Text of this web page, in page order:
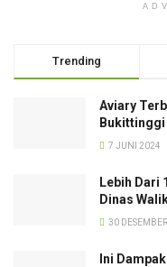
Trending
Aviary
Bukittinggi
7 JUNI 2024
Lebih Dari
Dinas
30
Ini